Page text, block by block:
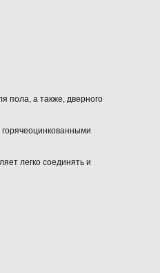
пола, а также, дверного
легко соединять и